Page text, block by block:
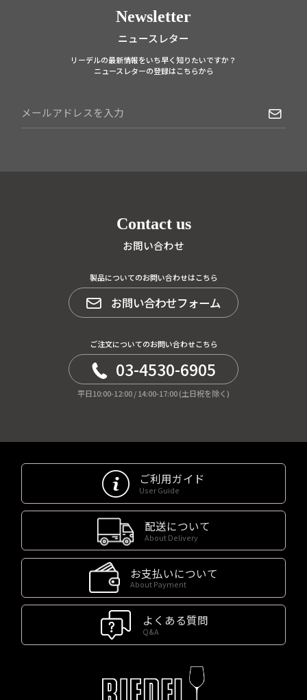
Newsletter
ニュースレター
リーデルの最新情報をいち早く知りたいですか？
ニュースレターの登録はこちらから
Contact us
お問い合わせ
製品についてのお問い合わせはこちら
お問い合わせフォーム
ご注文についてのお問い合わせこちら
03-4530-6905
平日10:00-12:00 / 14:00-17:00 (土日祝を除く)
ご利用ガイド
User Guide
配送について
About Delivery
お支払いについて
About Payment
よくある質問
Q&A